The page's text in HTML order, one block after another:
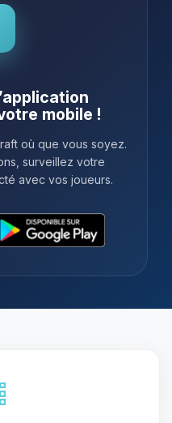
mobile !
où que vous soyez.
surveillez votre
avec vos joueurs.